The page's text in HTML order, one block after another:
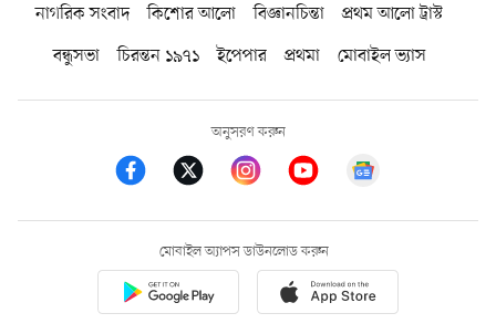
নাগরিক সংবাদ কিশোর আলো বিজ্ঞানচিন্তা
প্রথম আলো ট্রাস্ট
বন্ধুসভা
চিরন্তন ১৯৭১ ইপেপার প্রথমা মোবাইল ভ্যাস
অনুসরণ করুন
মোবাইল অ্যাপস ডাউনলোড করুন